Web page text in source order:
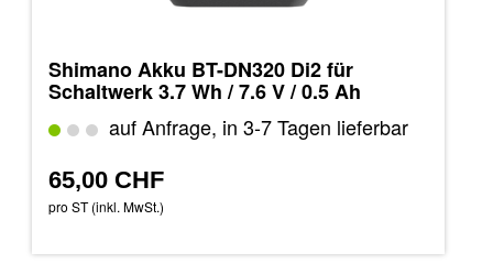
Shimano Akku BT-DN320 Di2 für
Schaltwerk 3.7 Wh / 7.6 V / 0.5 Ah
auf Anfrage, in 3-7 Tagen lieferbar
65,00 CHF
pro ST (inkl. MwSt.)